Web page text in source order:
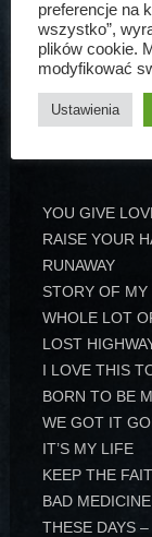
I’LL BE
SATURDAY
WANTED
FAITH
YOU GIVE
RAISE YOUR
RUNAWAY
STORY OF MY
WHOLE LOT
LOST
I LOVE THIS
BORN TO BE
WE GOT IT
IT’S MY LIFE
KEEP THE
BAD MEDICINE
THESE DAYS
preferencje na
wszystko”,
plików cookie.
modyfikować
Ustawienia